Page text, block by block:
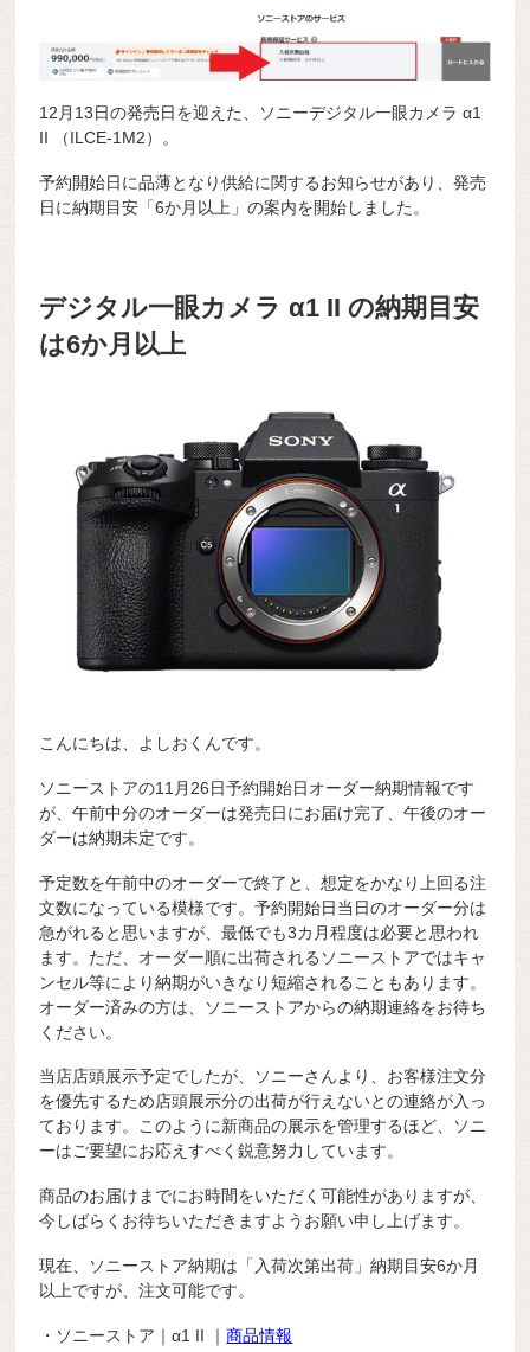
12月13日の発売日を迎えた、ソニーデジタル一眼カメラ α1
II （ILCE-1M2）。
予約開始日に品薄となり供給に関するお知らせがあり、発売
日に納期目安「6か月以上」の案内を開始しました。
デジタル一眼カメラ α1 II の納期目安
は6か月以上
こんにちは、よしおくんです。
ソニーストアの11月26日予約開始日オーダー納期情報です
が、午前中分のオーダーは発売日にお届け完了、午後のオー
ダーは納期未定です。
予定数を午前中のオーダーで終了と、想定をかなり上回る注
文数になっている模様です。予約開始日当日のオーダー分は
急がれると思いますが、最低でも3カ月程度は必要と思われ
ます。ただ、オーダー順に出荷されるソニーストアではキャ
ンセル等により納期がいきなり短縮されることもあります。
オーダー済みの方は、ソニーストアからの納期連絡をお待ち
ください。
当店店頭展示予定でしたが、ソニーさんより、お客様注文分
を優先するため店頭展示分の出荷が行えないとの連絡が入っ
ております。このように新商品の展示を管理するほど、ソニ
ーはご要望にお応えすべく鋭意努力しています。
商品のお届けまでにお時間をいただく可能性がありますが、
今しばらくお待ちいただきますようお願い申し上げます。
現在、ソニーストア納期は「入荷次第出荷」納期目安6か月
以上ですが、注文可能です。
・ソニーストア｜α1 II ｜商品情報